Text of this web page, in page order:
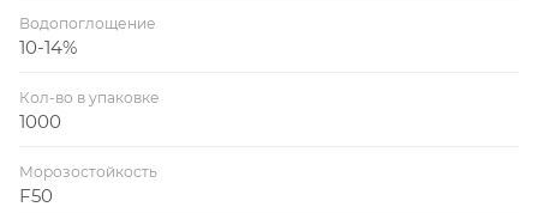
Водопоглощение
10-14%
Кол-во в упаковке
1000
Морозостойкость
F50